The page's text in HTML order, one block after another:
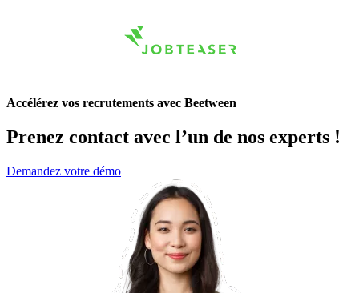
Accélérez vos recrutements avec Beetween
Prenez contact avec l’un de nos experts !
Demandez votre démo